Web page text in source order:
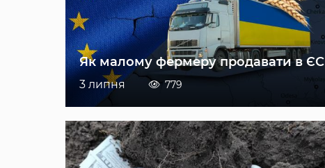
Як малому фермеру продавати в ЄС
3 липня 779